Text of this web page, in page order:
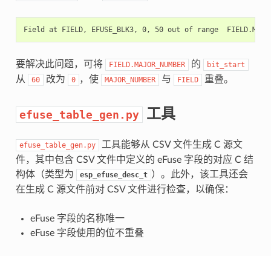
要解决此问题，可将 FIELD.MAJOR_NUMBER 的 bit_start
从 60 改为 0 ，使 MAJOR_NUMBER 与 FIELD 重叠。
efuse_table_gen.py 工具
efuse_table_gen.py
工具能够从 CSV 文件生成 C 源文
件，其中包含 CSV 文件中定义的 eFuse 字段的对应 C 结
构体（类型为
esp_efuse_desc_t ）。此外，该工具还会
在生成 C 源文件前对 CSV 文件进行检查，以确保：
eFuse 字段的名称唯一
eFuse 字段使用的位不重叠